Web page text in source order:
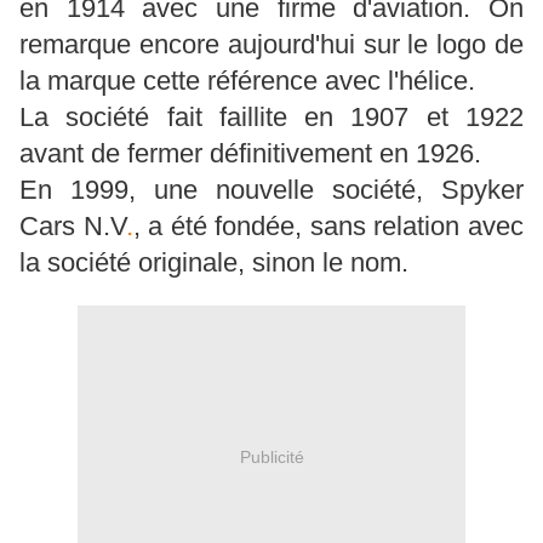
en 1914 avec une firme d'aviation. On
remarque encore aujourd'hui sur le logo de
la marque cette référence avec l'hélice.
La société fait faillite en 1907 et 1922
avant de fermer définitivement en 1926.
En 1999, une nouvelle société, Spyker
Cars N.V., a été fondée, sans relation avec
la société originale, sinon le nom.
Publicité